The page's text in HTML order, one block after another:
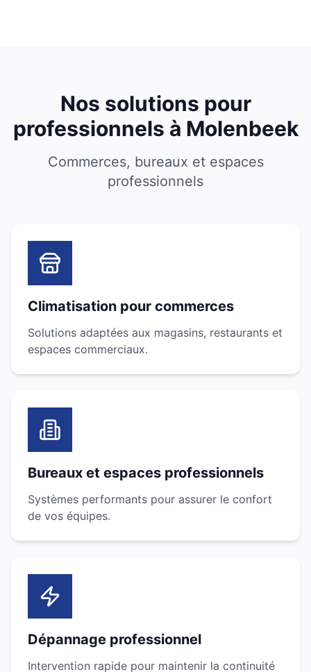
Nos solutions pour
professionnels à Molenbeek
Commerces, bureaux et espaces
professionnels
Climatisation pour commerces
Solutions adaptées aux magasins, restaurants et
espaces commerciaux.
Bureaux et espaces professionnels
Systèmes performants pour assurer le confort
de vos équipes.
Dépannage professionnel
Intervention rapide pour maintenir la continuité